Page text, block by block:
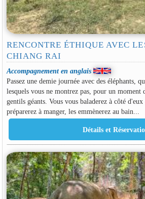
RENCONTRE ÉTHIQUE AVEC
CHIANG RAI
Accompagnement en anglais
Passez une demie journée avec des éléphants,
lesquels vous ne montrez pas, pour un moment
gentils géants. Vous vous baladerez à côté
préparerez à manger, les emmènerez au bain...